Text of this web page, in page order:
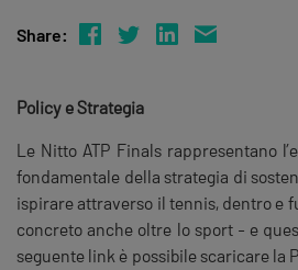
Share:
Policy e Strategia
Le Nitto ATP Finals rappresentano
fondamentale della strategia di
ispirare attraverso il tennis, dentro e
concreto anche oltre lo sport - e
seguente link è possibile scaricare la